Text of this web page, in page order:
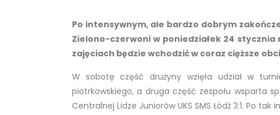
Po intensywnym, ale bardzo dobrym
Zielono-czerwoni w poniedziałek 24
zajęciach będzie wchodzić w coraz cięższe
W sobotę część drużyny wzięła udział w
piotrkowskiego, a druga część zespołu wsparta
Centralnej Lidze Juniorów UKS SMS Łódź 3:1. Po